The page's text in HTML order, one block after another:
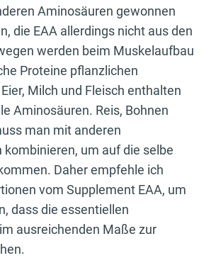
Aminosäuren gewonnen
die EAA allerdings nicht aus den
werden beim Muskelaufbau
Proteine pflanzlichen
Milch und Fleisch enthalten
Aminosäuren. Reis, Bohnen
man mit anderen
um auf die selbe
Daher empfehle ich
vom Supplement EAA, um
dass die essentiellen
ausreichenden Maße zur